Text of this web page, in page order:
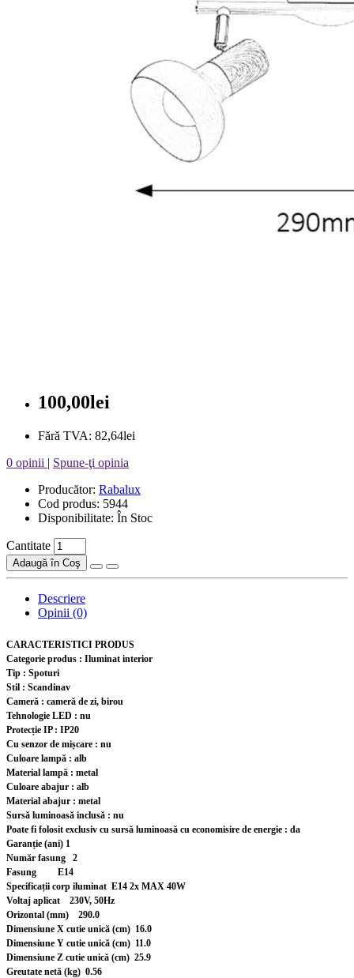
100,00lei
Fără TVA: 82,64lei
0 opinii | Spune-ţi opinia
Producător: Rabalux
Cod produs: 5944
Disponibilitate: În Stoc
Cantitate
Adaugă în Coş
Descriere
Opinii (0)
CARACTERISTICI PRODUS
Categorie produs : Iluminat interior
Tip : Spoturi
Stil : Scandinav
Cameră : cameră de zi, birou
Tehnologie LED : nu
Protecție IP : IP20
Cu senzor de mișcare : nu
Culoare lampă : alb
Material lampă : metal
Culoare abajur : alb
Material abajur : metal
Sursă luminoasă inclusă : nu
Poate fi folosit exclusiv cu sursă luminoasă cu economisire de energie : da
Garanție (ani) 1
Număr fasung 2
Fasung E14
Specificații corp iluminat E14 2x MAX 40W
Voltaj aplicat 230V, 50Hz
Orizontal (mm) 290.0
Dimensiune X cutie unică (cm) 16.0
Dimensiune Y cutie unică (cm) 11.0
Dimensiune Z cutie unică (cm) 25.9
Greutate netă (kg) 0.56